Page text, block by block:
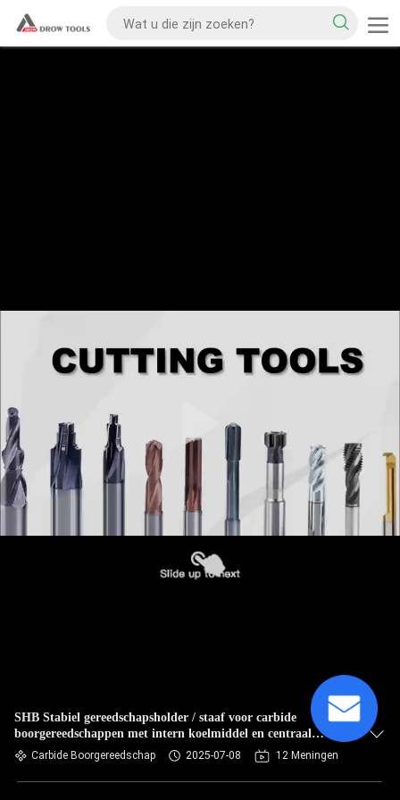
SHB Stabiel gereedschapsholder / staaf voor carbide
boorgereedschappen met intern koelmiddel en centraal
uitlaatontwerp
Carbide Boorgereedschap 2025-07-08 12 Meningen